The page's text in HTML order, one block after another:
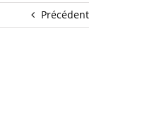
Précédent